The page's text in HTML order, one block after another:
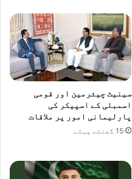
سینیٹ چیئرمین اور قومی
اسمبلی کے اسپیکر کی
پارلیمانی امور پر ملاقات
15 گھنٹے پہلے